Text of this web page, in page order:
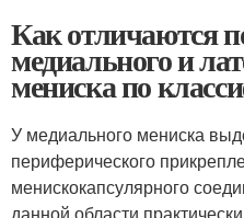
Как отличаются
медиального и
мениска по
У медиального мениска
периферического
менискокапсулярного